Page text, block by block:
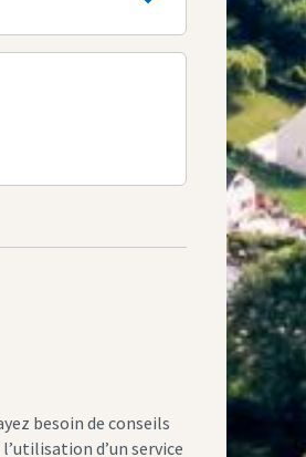
besoin de conseils
d’un service